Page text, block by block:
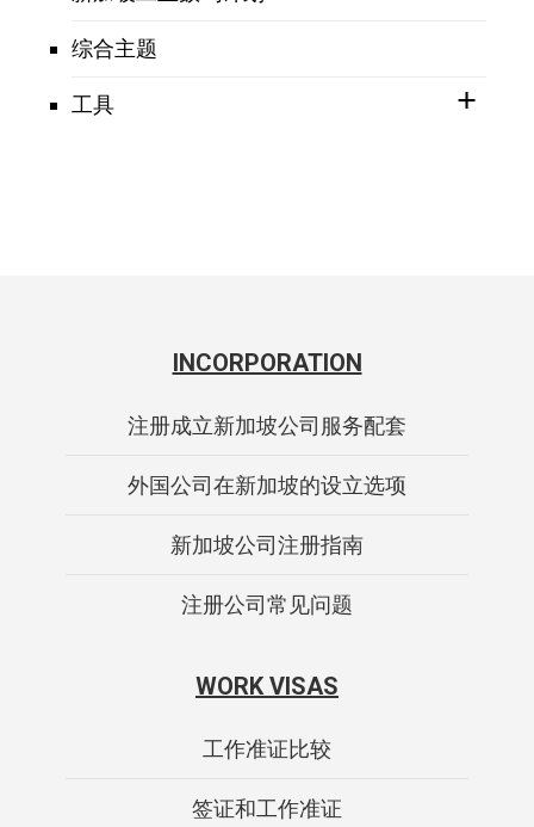
综合主题
工具
INCORPORATION
注册成立新加坡公司服务配套
外国公司在新加坡的设立选项
新加坡公司注册指南
注册公司常见问题
WORK VISAS
工作准证比较
签证和工作准证